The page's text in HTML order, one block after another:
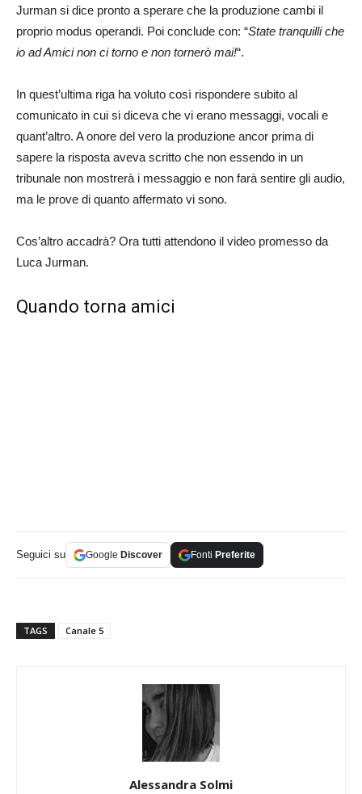
Jurman si dice pronto a sperare che la produzione cambi il
proprio modus operandi. Poi conclude con: “State tranquilli che
io ad Amici non ci torno e non tornerò mai!“.
In quest’ultima riga ha voluto così rispondere subito al
comunicato in cui si diceva che vi erano messaggi, vocali e
quant’altro. A onore del vero la produzione ancor prima di
sapere la risposta aveva scritto che non essendo in un
tribunale non mostrerà i messaggio e non farà sentire gli audio,
ma le prove di quanto affermato vi sono.
Cos’altro accadrà? Ora tutti attendono il video promesso da
Luca Jurman.
Quando torna amici
Seguici su Google Discover Fonti Preferite
TAGS Canale 5
Alessandra Solmi